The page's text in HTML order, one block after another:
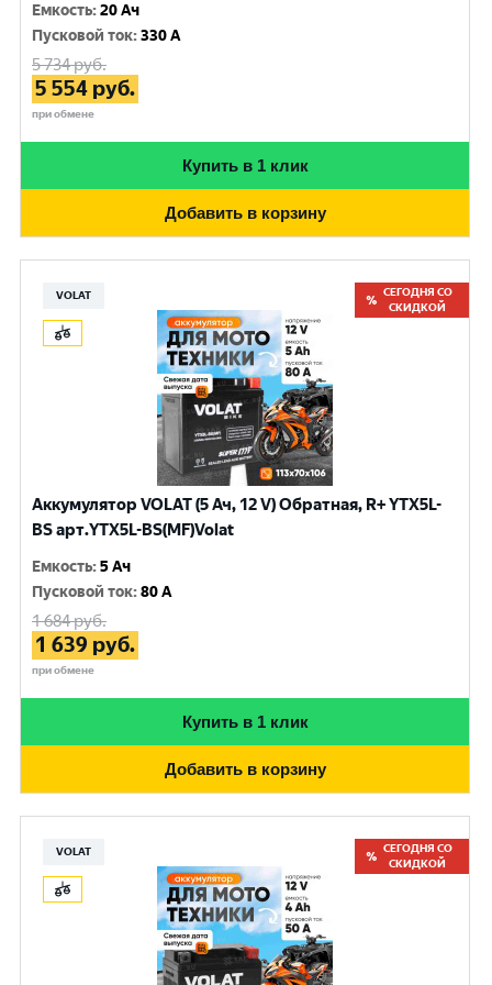
Емкость:20 Ач
Пусковой ток:330 A
5 734руб.
5 554 руб.
при обмене
Купить в 1 клик
Добавить в корзину
VOLAT
СЕГОДНЯ СО
СКИДКОЙ
Аккумулятор VOLAT (5 Ач, 12 V) Обратная, R+ YTX5L-
BS арт.YTX5L-BS(MF)Volat
Емкость:5 Ач
Пусковой ток:80 A
1 684руб.
1 639 руб.
при обмене
Купить в 1 клик
Добавить в корзину
VOLAT
СЕГОДНЯ СО
СКИДКОЙ